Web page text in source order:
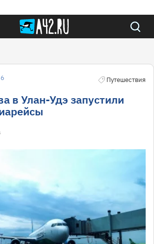
Путешествия
в Улан-Удэ запустили